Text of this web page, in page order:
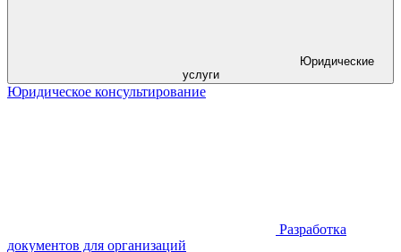
услуги
Юридическое консультирование
Разработка
документов для организаций